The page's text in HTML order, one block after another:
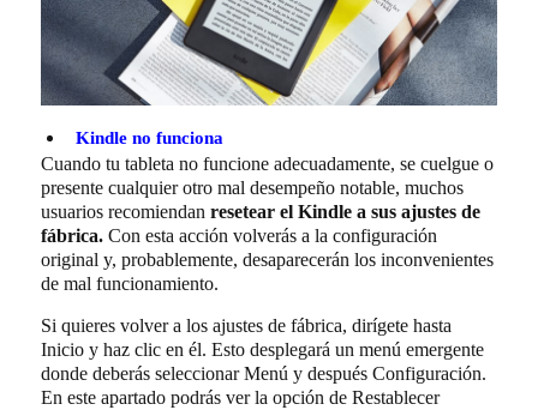
Kindle no funciona
Cuando tu tableta no funcione adecuadamente, se cuelgue o
presente cualquier otro mal desempeño notable, muchos
usuarios recomiendan resetear el Kindle a sus ajustes de
fábrica.Con esta acción volverás a la configuración
original y, probablemente, desaparecerán los inconvenientes
de mal funcionamiento.
Si quieres volver a los ajustes de fábrica, dirígete hasta
Inicio y haz clic en él. Esto desplegará un menú emergente
donde deberás seleccionarMenú y después Configuración.
En este apartado podrás ver la opción de Restablecer